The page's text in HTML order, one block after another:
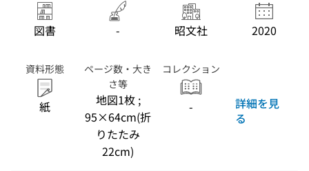
図書 - 昭文社 2020
資料形態
紙
ページ数・大き
さ等
地図1枚 ;
95×64cm(折
りたたみ
22cm)
コレクション
-
詳細を見
る